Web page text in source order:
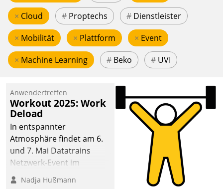
× Cloud # Proptechs # Dienstleister
× Mobilität × Plattform × Event
× Machine Learning # Beko # UVI
Anwendertreffen
Workout 2025: Work
Deload
In entspannter
Atmosphäre findet am 6.
und 7. Mai Datatrains
Netzwerk-Event im
Kunden- und Partnerkreis
statt. Zentrale Frage: Wie
Nadja Hußmann